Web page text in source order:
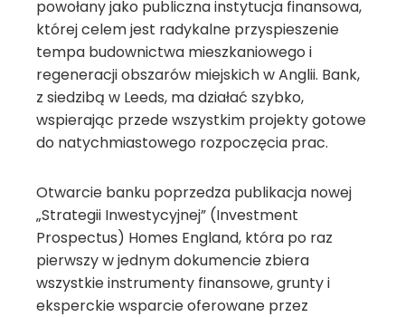
powołany jako publiczna instytucja finansowa,
której celem jest radykalne przyspieszenie
tempa budownictwa mieszkaniowego i
regeneracji obszarów miejskich w Anglii. Bank,
z siedzibą w Leeds, ma działać szybko,
wspierając przede wszystkim projekty gotowe
do natychmiastowego rozpoczęcia prac.
Otwarcie banku poprzedza publikacja nowej
„Strategii Inwestycyjnej” (Investment
Prospectus) Homes England, która po raz
pierwszy w jednym dokumencie zbiera
wszystkie instrumenty finansowe, grunty i
eksperckie wsparcie oferowane przez